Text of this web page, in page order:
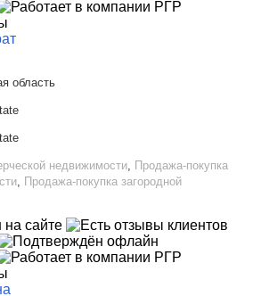
область
недвижимости, Продажа-покупка
, Продажа-покупка загородной